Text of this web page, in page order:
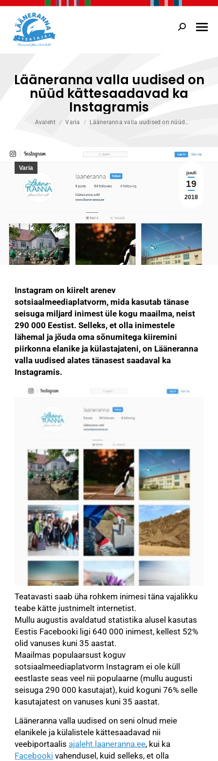
Search:
Lääneranna valla uudised on
nüüd kättesaadavad ka
Instagramis
You are here:
Avaleht Varia Lääneranna valla uudised on nüüd…
juuli
19
2018
Varia
Instagram on kiirelt arenev
sotsiaalmeediaplatvorm, mida kasutab tänase
seisuga miljard inimest üle kogu maailma, neist
290 000 Eestist. Selleks, et olla inimestele
lähemal ja jõuda oma sõnumitega kiiremini
piirkonna elanike ja külastajateni, on Lääneranna
valla uudised alates tänasest saadaval ka
Instagramis.
Teatavasti saab üha rohkem inimesi täna vajalikku
teabe kätte justnimelt internetist.
Mullu augustis avaldatud statistika alusel kasutas
Eestis Facebooki ligi 640 000 inimest, kellest 52%
olid vanuses kuni 35 aastat.
Maailmas populaarsust koguv
sotsiaalmeediaplatvorm Instagram ei ole küll
eestlaste seas veel nii populaarne (mullu augusti
seisuga 290 000 kasutajat), kuid koguni 76% selle
kasutajatest on vanuses kuni 35 aastat.
Lääneranna valla uudised on seni olnud meie
elanikele ja külalistele kättesaadavad nii
veebiportaalis ajaleht.laaneranna.ee, kui ka
Facebooki vahendusel, kuid selleks, et olla